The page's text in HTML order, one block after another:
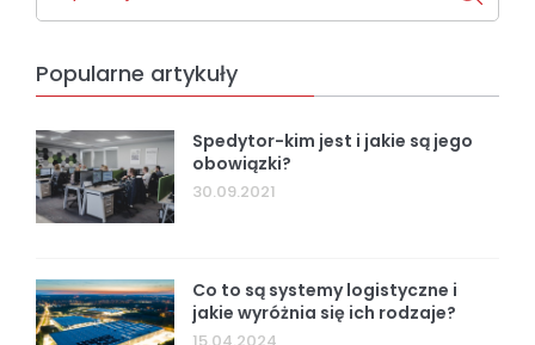
Popularne artykuły
Spedytor-kim jest i jakie są jego
obowiązki?
30.09.2021
Co to są systemy logistyczne i
jakie wyróżnia się ich rodzaje?